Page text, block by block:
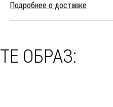
Подробнее о доставке
ОБРАЗ: